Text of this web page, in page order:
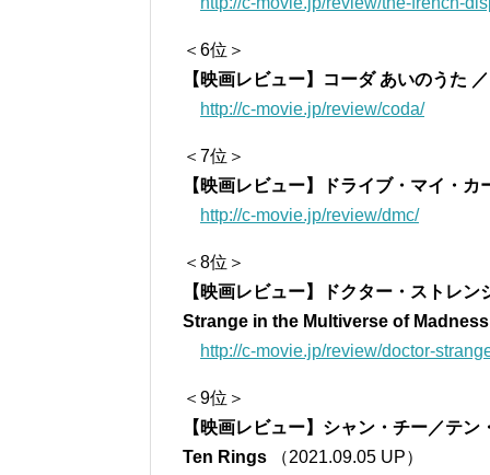
＜6位＞
【映画レビュー】コーダ あいのうた
http://c-movie.jp/review/coda/
＜7位＞
【映画レビュー】ドライブ・マイ・カ
http://c-movie.jp/review/dmc/
＜8位＞
【映画レビュー】ドクター・ストレ
Strange in the Multiverse of Madness
http://c-movie.jp/review/doctor-
＜9位＞
【映画レビュー】シャン・チー／テ
Ten Rings （2021.09.05 UP）